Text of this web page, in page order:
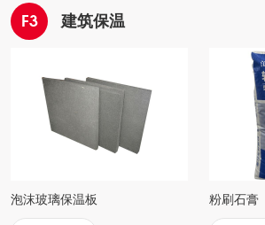
F3 建筑保温
泡沫玻璃保温板 粉刷石膏